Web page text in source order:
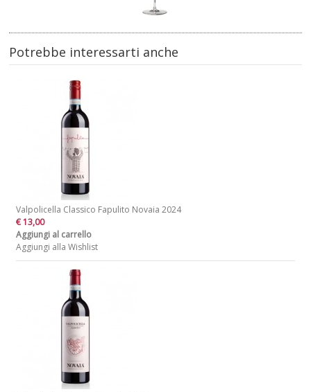
Potrebbe interessarti anche
Valpolicella Classico Fapulito Novaia 2024
€ 13,00
Aggiungi al carrello
Aggiungi alla Wishlist